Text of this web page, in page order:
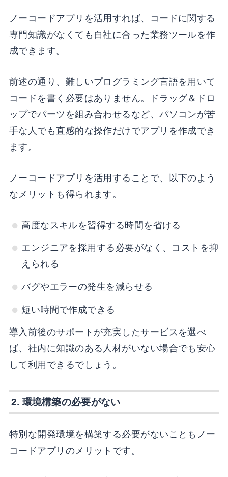
ノーコードアプリを活用すれば、コードに関する
専門知識がなくても自社に合った業務ツールを作
成できます。
前述の通り、難しいプログラミング言語を用いて
コードを書く必要はありません。ドラッグ＆ドロ
ップでパーツを組み合わせるなど、パソコンが苦
手な人でも直感的な操作だけでアプリを作成でき
ます。
ノーコードアプリを活用することで、以下のよう
なメリットも得られます。
高度なスキルを習得する時間を省ける
エンジニアを採用する必要がなく、コストを抑
えられる
バグやエラーの発生を減らせる
短い時間で作成できる
導入前後のサポートが充実したサービスを選べ
ば、社内に知識のある人材がいない場合でも安心
して利用できるでしょう。
2. 環境構築の必要がない
特別な開発環境を構築する必要がないこともノー
コードアプリのメリットです。